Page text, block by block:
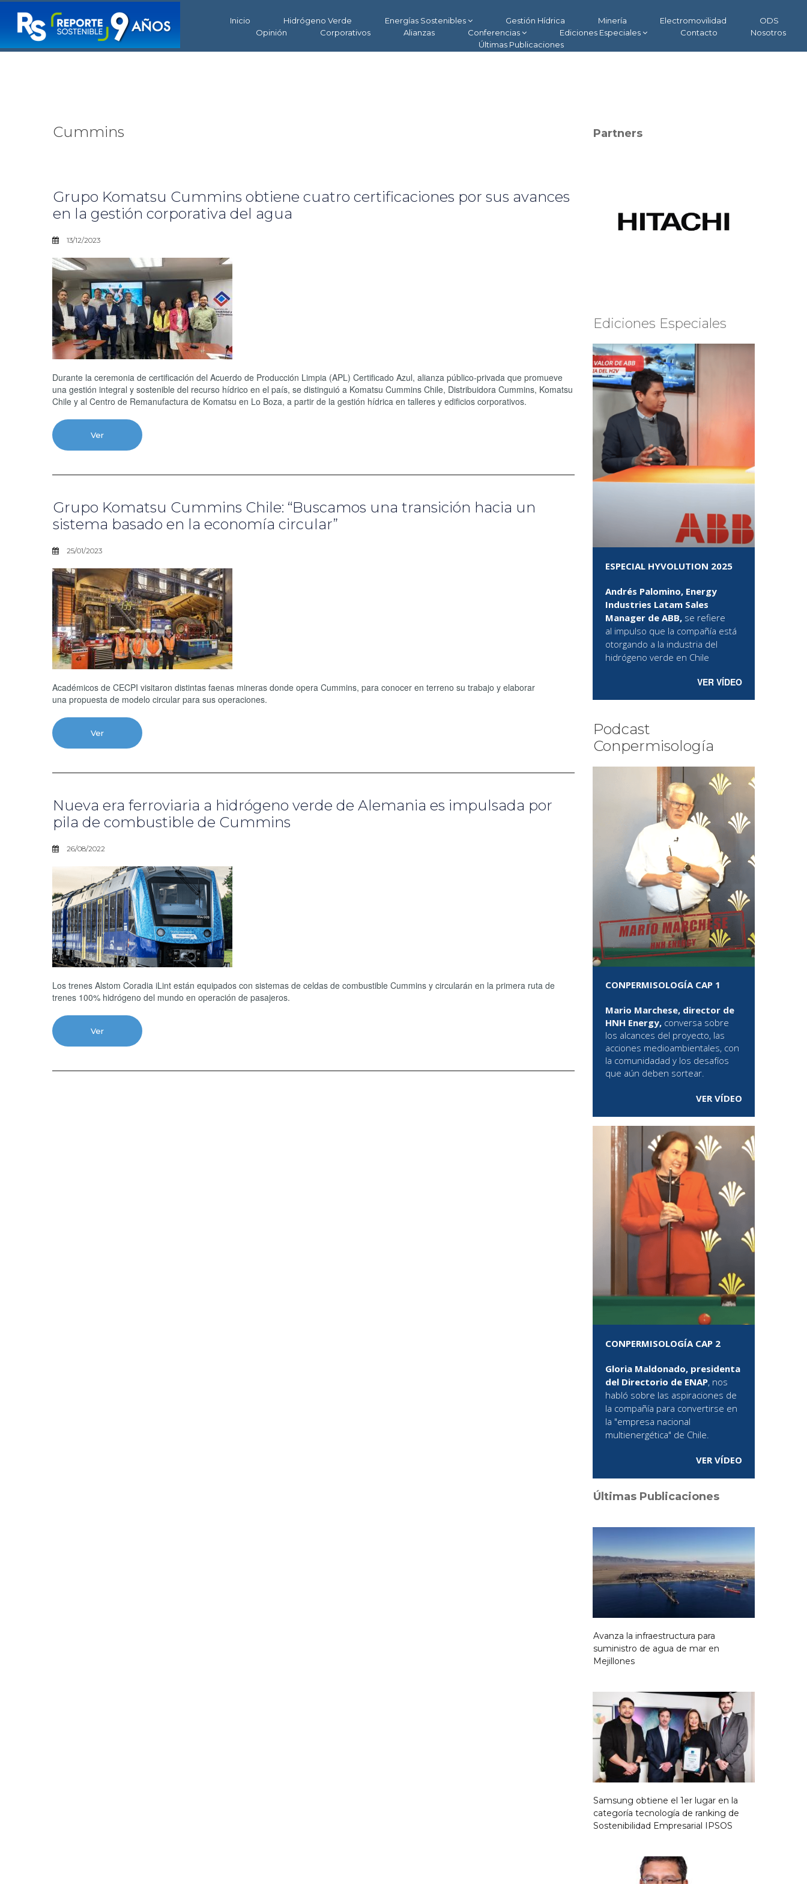
Inicio Hidrógeno Verde Energías Sostenibles Gestión Hídrica Minería Electromovilidad
ODS
Opinión
Corporativos Alianzas Conferencias Ediciones Especiales Contacto
Nosotros
Últimas Publicaciones
Cummins
Grupo Komatsu Cummins obtiene cuatro certificaciones por sus avances
en la gestión corporativa del agua
13/12/2023
Durante la ceremonia de certificación del Acuerdo de Producción Limpia (APL) Certificado Azul, alianza público-privada que promueve
una gestión integral y sostenible del recurso hídrico en el país, se distinguió a Komatsu Cummins Chile, Distribuidora Cummins, Komatsu
Chile y al Centro de Remanufactura de Komatsu en Lo Boza, a partir de la gestión hídrica en talleres y edificios corporativos.
Ver
Grupo Komatsu Cummins Chile: “Buscamos una transición hacia un
sistema basado en la economía circular”
25/01/2023
Académicos de CECPI visitaron distintas faenas mineras donde opera Cummins, para conocer en terreno su trabajo y elaborar
una propuesta de modelo circular para sus operaciones.
Ver
Nueva era ferroviaria a hidrógeno verde de Alemania es impulsada por
pila de combustible de Cummins
26/08/2022
Los trenes Alstom Coradia iLint están equipados con sistemas de celdas de combustible Cummins y circularán en la primera ruta de
trenes 100% hidrógeno del mundo en operación de pasajeros.
Ver
Partners
Ediciones Especiales
ESPECIAL HYVOLUTION 2025
Andrés Palomino, Energy
Industries Latam Sales
Manager de ABB, se refiere
al impulso que la compañía está
otorgando a la industria del
hidrógeno verde en Chile
VER VÍDEO
Podcast
Conpermisología
CONPERMISOLOGÍA CAP 1
Mario Marchese, director de
HNH Energy, conversa sobre
los alcances del proyecto, las
acciones medioambientales, con
la comunidadad y los desafíos
que aún deben sortear.
VER VÍDEO
CONPERMISOLOGÍA CAP 2
Gloria Maldonado, presidenta
del Directorio de ENAP, nos
habló sobre las aspiraciones de
la compañía para convertirse en
la "empresa nacional
multienergética" de Chile.
VER VÍDEO
Últimas Publicaciones
Avanza la infraestructura para
suministro de agua de mar en
Mejillones
Samsung obtiene el 1er lugar en la
categoría tecnología de ranking de
Sostenibilidad Empresarial IPSOS